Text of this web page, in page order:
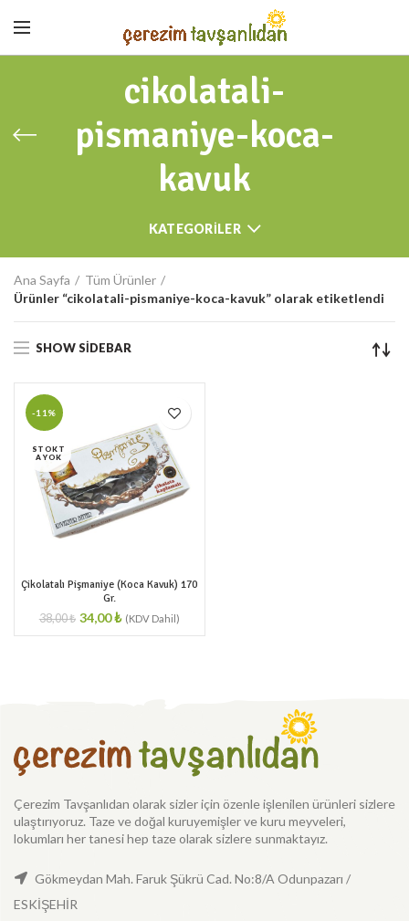
cikolatali-
pismaniye-koca-
kavuk
KATEGORILER
Ana Sayfa
Tüm Ürünler
Ürünler “cikolatali-pismaniye-koca-kavuk” olarak etiketlendi
SHOW SIDEBAR
-11%
STOKT
A YOK
Çikolatalı Pişmaniye (Koca Kavuk) 170
Gr.
38,00₺ 34,00₺
Çerezim Tavşanlıdan olarak sizler için özenle işlenilen ürünleri sizlere
ulaştırıyoruz. Taze ve doğal kuruyemişler ve kuru meyveleri,
lokumları her tanesi hep taze olarak sizlere sunmaktayız.
Gökmeydan Mah. Faruk Şükrü Cad. No:8/A Odunpazarı /
ESKİŞEHİR